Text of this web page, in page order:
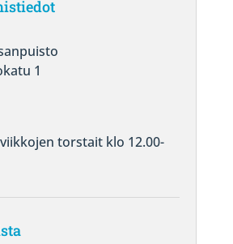
1
torstait klo 12.00-